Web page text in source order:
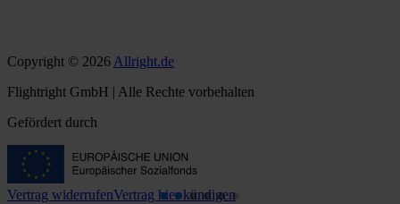
Copyright © 2026 Allright.de
Flightright GmbH | Alle Rechte vorbehalten
Gefördert durch
Vertrag widerrufenVertrag hier kündigen